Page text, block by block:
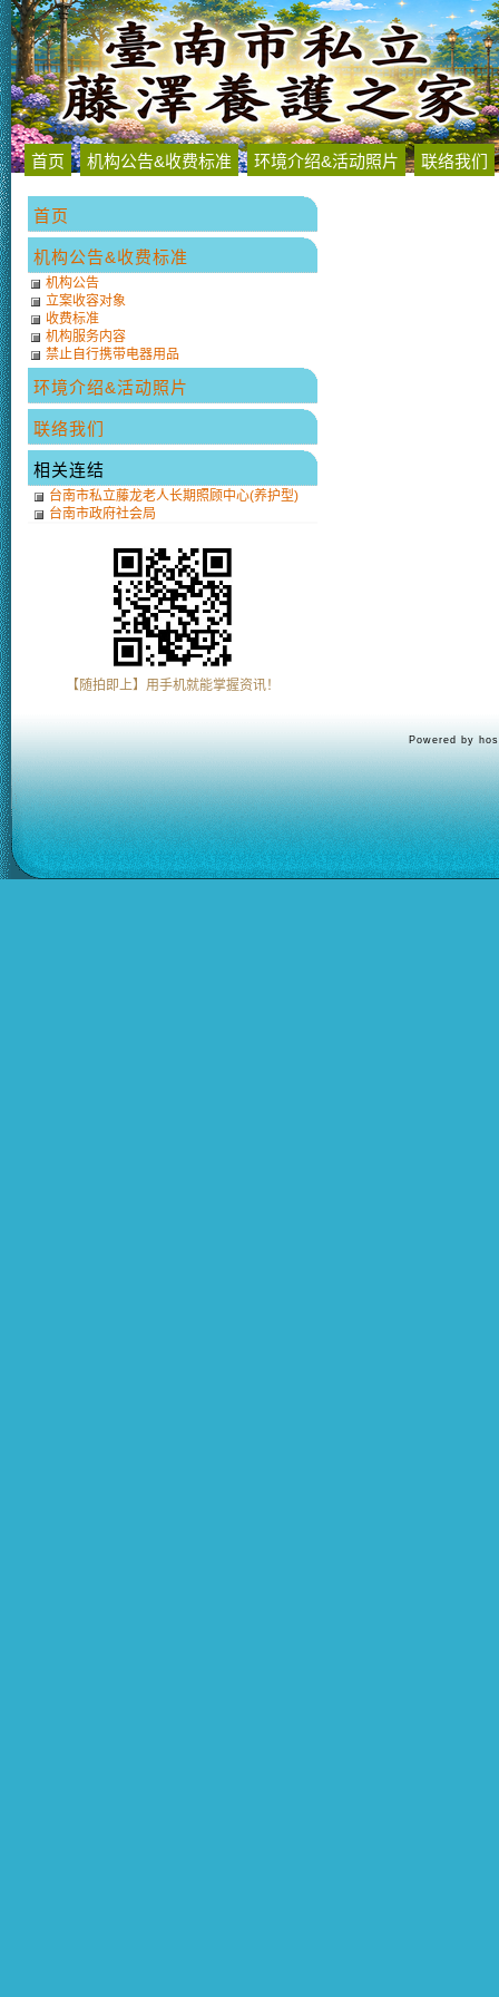
首页 机构公告&收费标准 环境介绍&活动照片 联络我们
首页
机构公告&收费标准
机构公告
立案收容对象
收费标准
机构服务内容
禁止自行携带电器用品
环境介绍&活动照片
联络我们
相关连结
台南市私立藤龙老人长期照顾中心(养护型)
台南市政府社会局
【随拍即上】用手机就能掌握资讯！
Powered by